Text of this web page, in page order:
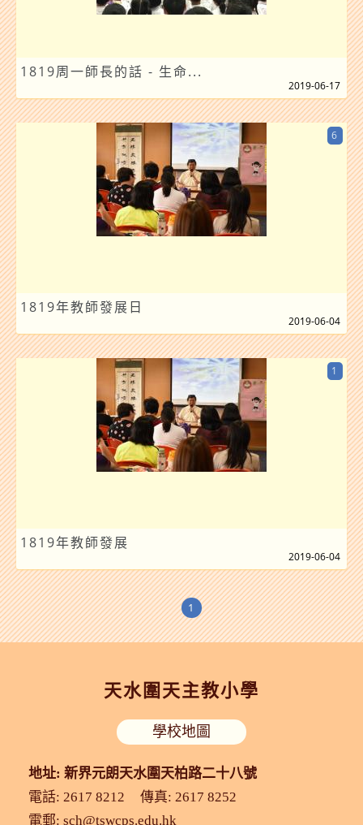
1819周一師長的話 - 生命...
2019-06-17
1819年教師發展日
6
2019-06-04
1819年教師發展
1
2019-06-04
1
天水圍天主教小學
地址: 新界元朗天水圍天柏路二十八號
學校地圖
電話: 2617 8212
傳真: 2617 8252
電郵: sch@tswcps.edu.hk